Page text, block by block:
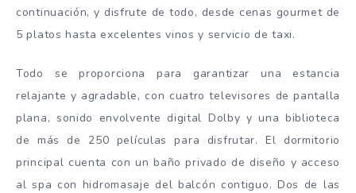
continuación, y disfrute de todo, desde cenas gourmet de
5 platos hasta excelentes vinos y servicio de taxi.
Todo se proporciona para garantizar una estancia
relajante y agradable, con cuatro televisores de pantalla
plana, sonido envolvente digital Dolby y una biblioteca
de más de 250 películas para disfrutar. El dormitorio
principal cuenta con un baño privado de diseño y acceso
al spa con hidromasaje del balcón contiguo. Dos de las